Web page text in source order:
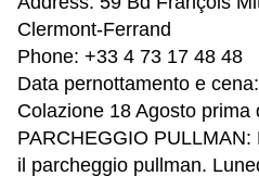
Clermont-Ferrand
Phone: +33 4 73 17 48 48
Data pernottamento e
Colazione 18 Agosto prima
PARCHEGGIO
il parcheggio pullman.